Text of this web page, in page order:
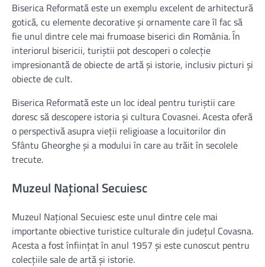
Biserica Reformată este un exemplu excelent de arhitectură
gotică, cu elemente decorative și ornamente care îl fac să
fie unul dintre cele mai frumoase biserici din România. În
interiorul bisericii, turiștii pot descoperi o colecție
impresionantă de obiecte de artă și istorie, inclusiv picturi și
obiecte de cult.
Biserica Reformată este un loc ideal pentru turiștii care
doresc să descopere istoria și cultura Covasnei. Acesta oferă
o perspectivă asupra vieții religioase a locuitorilor din
Sfântu Gheorghe și a modului în care au trăit în secolele
trecute.
Muzeul Național Secuiesc
Muzeul Național Secuiesc este unul dintre cele mai
importante obiective turistice culturale din județul Covasna.
Acesta a fost înființat în anul 1957 și este cunoscut pentru
colecțiile sale de artă și istorie.